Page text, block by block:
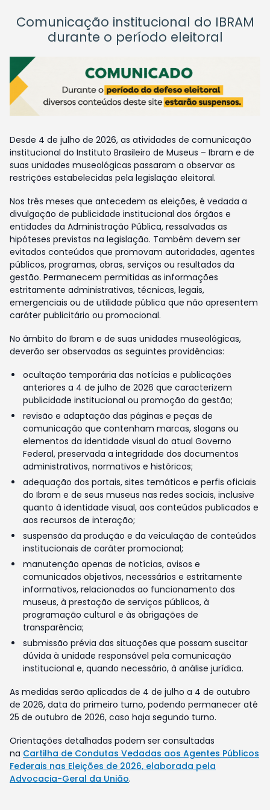
Comunicação institucional do IBRAM
durante o período eleitoral
Desde 4 de julho de 2026, as atividades de comunicação
institucional do Instituto Brasileiro de Museus – Ibram e de
suas unidades museológicas passaram a observar as
restrições estabelecidas pela legislação eleitoral.
Nos três meses que antecedem as eleições, é vedada a
divulgação de publicidade institucional dos órgãos e
entidades da Administração Pública, ressalvadas as
hipóteses previstas na legislação. Também devem ser
evitados conteúdos que promovam autoridades, agentes
públicos, programas, obras, serviços ou resultados da
gestão. Permanecem permitidas as informações
estritamente administrativas, técnicas, legais,
emergenciais ou de utilidade pública que não apresentem
caráter publicitário ou promocional.
No âmbito do Ibram e de suas unidades museológicas,
deverão ser observadas as seguintes providências:
ocultação temporária das notícias e publicações
anteriores a 4 de julho de 2026 que caracterizem
publicidade institucional ou promoção da gestão;
revisão e adaptação das páginas e peças de
comunicação que contenham marcas, slogans ou
elementos da identidade visual do atual Governo
Federal, preservada a integridade dos documentos
administrativos, normativos e históricos;
adequação dos portais, sites temáticos e perfis oficiais
do Ibram e de seus museus nas redes sociais, inclusive
quanto à identidade visual, aos conteúdos publicados e
aos recursos de interação;
suspensão da produção e da veiculação de conteúdos
institucionais de caráter promocional;
manutenção apenas de notícias, avisos e
comunicados objetivos, necessários e estritamente
informativos, relacionados ao funcionamento dos
museus, à prestação de serviços públicos, à
programação cultural e às obrigações de
transparência;
submissão prévia das situações que possam suscitar
dúvida à unidade responsável pela comunicação
institucional e, quando necessário, à análise jurídica.
As medidas serão aplicadas de 4 de julho a 4 de outubro
de 2026, data do primeiro turno, podendo permanecer até
25 de outubro de 2026, caso haja segundo turno.
Orientações detalhadas podem ser consultadas
na Cartilha de Condutas Vedadas aos Agentes Públicos
Federais nas Eleições de 2026, elaborada pela
Advocacia-Geral da União.